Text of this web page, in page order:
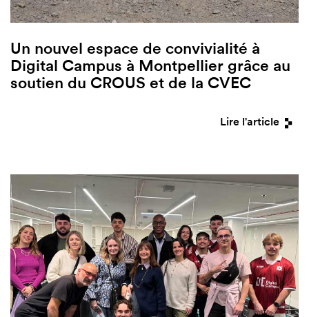
Un nouvel espace de convivialité à
Digital Campus à Montpellier grâce au
soutien du CROUS et de la CVEC
Lire l'article